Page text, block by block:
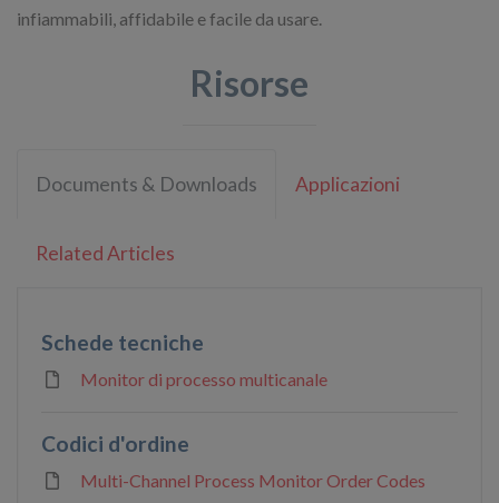
infiammabili, affidabile e facile da usare.
Risorse
Documents & Downloads Applicazioni
Related Articles
Schede tecniche
Monitor di processo multicanale
Codici d'ordine
Multi-Channel Process Monitor Order Codes